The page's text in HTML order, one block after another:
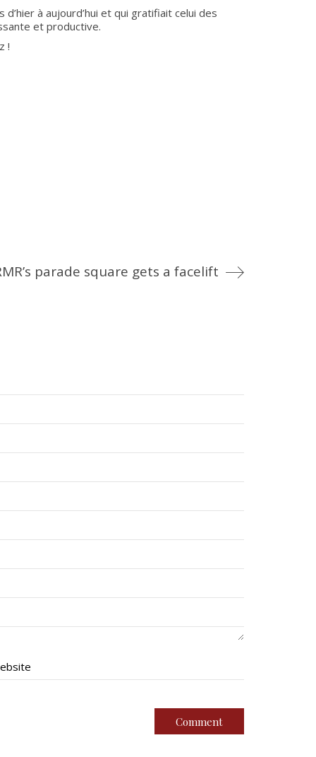
à aujourd’hui et qui gratifiait celui des
et productive.
!
parade square gets a facelift